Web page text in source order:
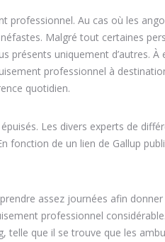
professionnel. Au cas où les
Malgré tout certaines
présents uniquement d’autres. À
professionnel à
quotidien.
Les divers experts de
fonction de un lien de Gallup
assez journées afin donner
professionnel
telle que il se trouve que les